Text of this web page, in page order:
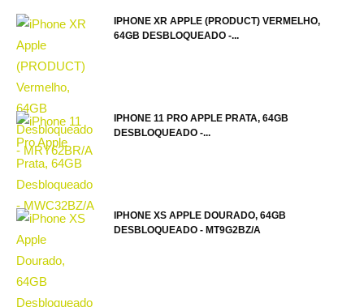
IPHONE XR APPLE (PRODUCT) VERMELHO,
64GB DESBLOQUEADO -...
IPHONE 11 PRO APPLE PRATA, 64GB
DESBLOQUEADO -...
IPHONE XS APPLE DOURADO, 64GB
DESBLOQUEADO - MT9G2BZ/A